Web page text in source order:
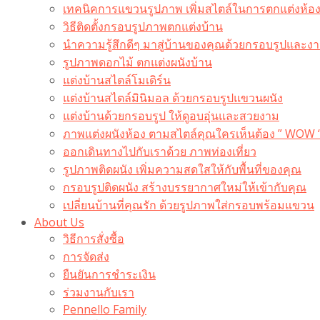
เทคนิคการแขวนรูปภาพ เพิ่มสไตล์ในการตกแต่งห้อง
วิธีติดตั้งกรอบรูปภาพตกแต่งบ้าน
นำความรู้สึกดีๆ มาสู่บ้านของคุณด้วยกรอบรูปและง
รูปภาพดอกไม้ ตกแต่งผนังบ้าน
แต่งบ้านสไตล์โมเดิร์น
แต่งบ้านสไตล์มินิมอล ด้วยกรอบรูปแขวนผนัง
แต่งบ้านด้วยกรอบรูป ให้ดูอบอุ่นและสวยงาม
ภาพแต่งผนังห้อง ตามสไตล์คุณใครเห็นต้อง ” WOW
ออกเดินทางไปกับเราด้วย ภาพท่องเที่ยว
รูปภาพติดผนัง เพิ่มความสดใสให้กับพื้นที่ของคุณ
กรอบรูปติดผนัง สร้างบรรยากาศใหม่ให้เข้ากับคุณ
เปลี่ยนบ้านที่คุณรัก ด้วยรูปภาพใส่กรอบพร้อมแขวน​
About Us
วิธีการสั่งซื้อ
การจัดส่ง
ยืนยันการชำระเงิน
ร่วมงานกับเรา
Pennello Family